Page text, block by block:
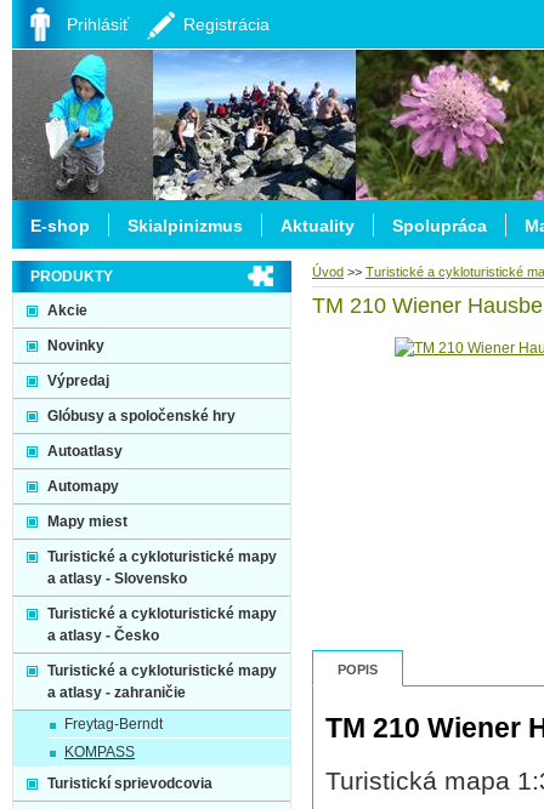
Úvod >> Turistické a cykloturistické
TM 210 Wiener
POPIS
TM 210 Wiener
Turistická mapa
PRODUKTY
Akcie
Novinky
Výpredaj
Glóbusy a spoločenské hry
Autoatlasy
Automapy
Mapy miest
Turistické a cykloturistické mapy
a atlasy - Slovensko
Turistické a cykloturistické mapy
a atlasy - Česko
Turistické a cykloturistické mapy
a atlasy - zahraničie
Freytag-Berndt
KOMPASS
Turistickí sprievodcovia
E-shop Skialpinizmus Aktuality Spolupráca
Prihlásiť Registrácia